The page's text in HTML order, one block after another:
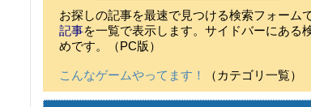
お探しの記事を最速で見つける検索フォーム
記事を一覧で表示します。サイドバーにある
めです。（PC版）
こんなゲームやってます！ （カテゴリ一覧）